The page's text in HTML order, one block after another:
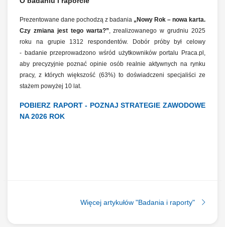
Prezentowane dane pochodzą z badania „Nowy Rok – nowa karta.
Czy zmiana jest tego warta?”,zrealizowanego w grudniu 2025
roku na grupie 1312 respondentów. Dobór próby był celowy
- badanie przeprowadzono wśród użytkowników portalu Praca.pl,
aby precyzyjnie poznać opinie osób realnie aktywnych na rynku
pracy, z których większość (63%) to doświadczeni specjaliści ze
stażem powyżej 10 lat.
POBIERZ RAPORT - POZNAJ STRATEGIE ZAWODOWE
NA 2026 ROK
Więcej artykułów "Badania i raporty"